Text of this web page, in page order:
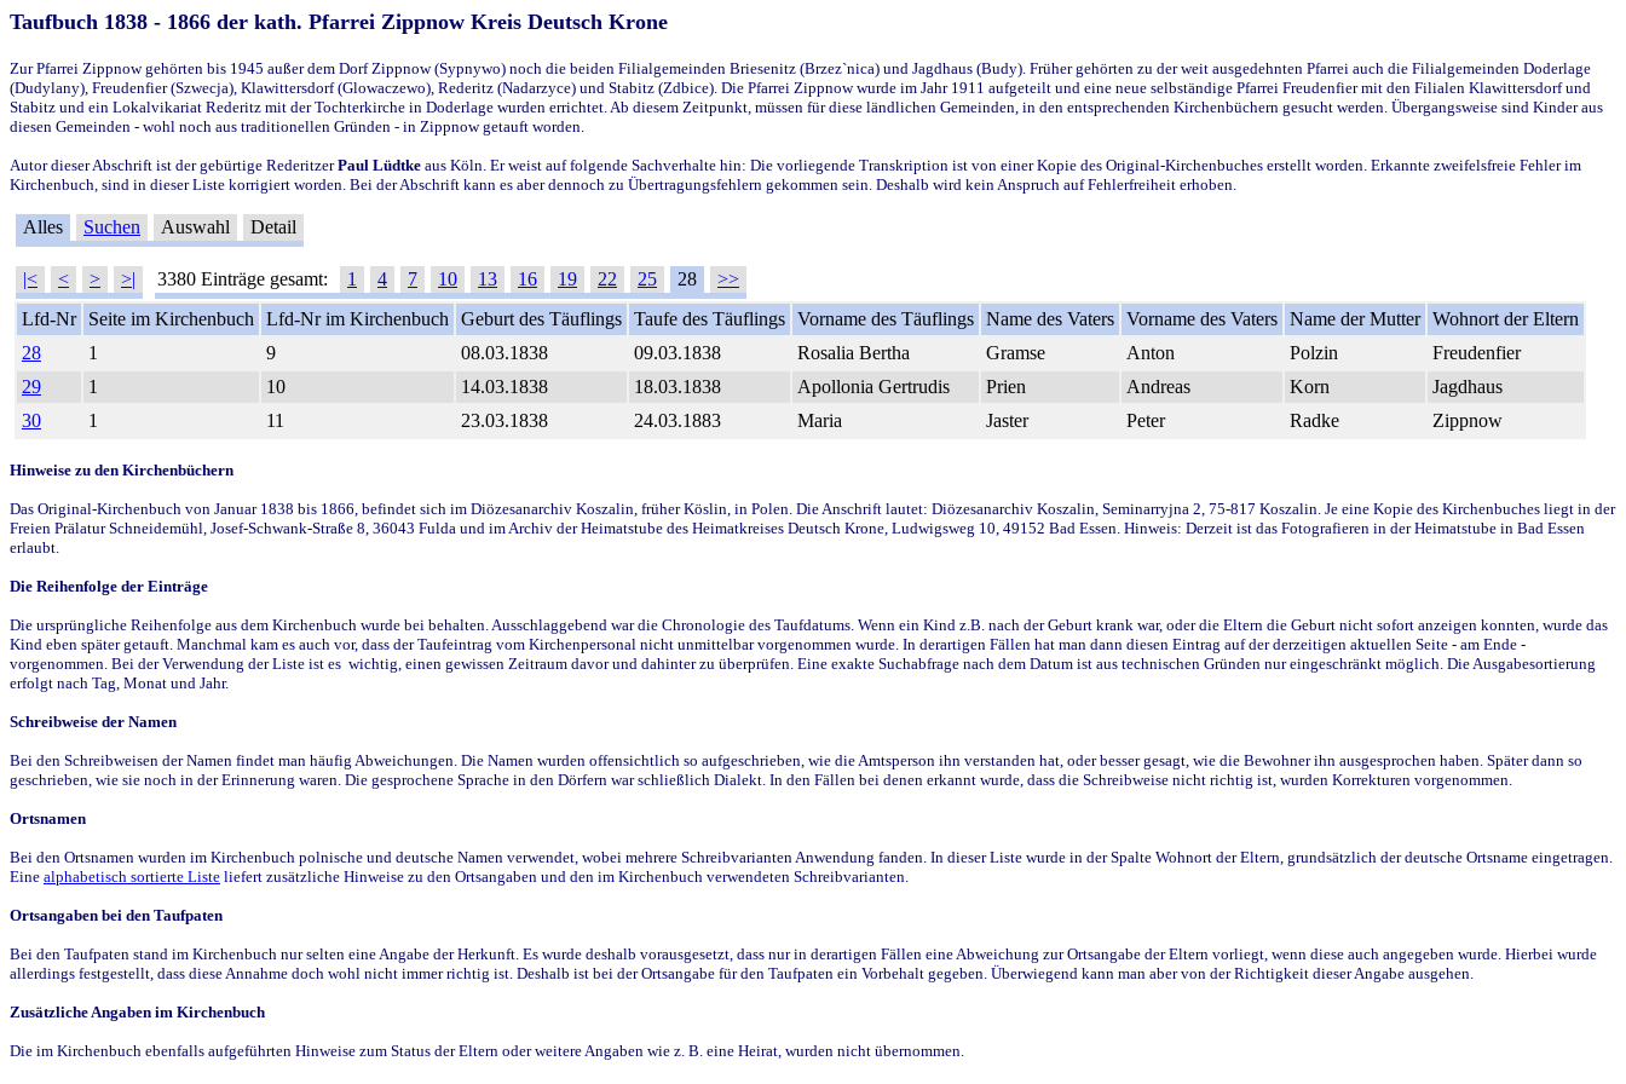
Taufbuch 1838 - 1866 der kath. Pfarrei Zippnow Kreis Deutsch Krone
Zur Pfarrei Zippnow gehörten bis 1945 außer dem Dorf Zippnow (Sypnywo) noch die beiden Filialgemeinden Briesenitz (Brzez`nica) und Jagdhaus (Budy). Früher gehörten zu der weit ausgedehnten Pfarrei auch die Filialgemeinden Doderlage
(Dudylany), Freudenfier (Szwecja), Klawittersdorf (Glowaczewo), Rederitz (Nadarzyce) und Stabitz (Zdbice). Die Pfarrei Zippnow wurde im Jahr 1911 aufgeteilt und eine neue selbständige Pfarrei Freudenfier mit den Filialen Klawittersdorf und
Stabitz und ein Lokalvikariat Rederitz mit der Tochterkirche in Doderlage wurden errichtet. Ab diesem Zeitpunkt, müssen für diese ländlichen Gemeinden, in den entsprechenden Kirchenbüchern gesucht werden. Übergangsweise sind Kinder aus
diesen Gemeinden - wohl noch aus traditionellen Gründen - in Zippnow getauft worden.
Autor dieser Abschrift ist der gebürtige RederitzerPaul Lüdtke aus Köln. Er weist auf folgende Sachverhalte hin: Die vorliegende Transkription ist von einer Kopie des Original-Kirchenbuches erstellt worden. Erkannte zweifelsfreie Fehler im
Kirchenbuch, sind in dieser Liste korrigiert worden. Bei der Abschrift kann es aber dennoch zu Übertragungsfehlern gekommen sein. Deshalb wird kein Anspruch auf Fehlerfreiheit erhoben.
Alles Suchen Auswahl Detail
|< < > >| 3380 Einträge gesamt: 1 4 7 10 13 16 19 22 25 28
>>
Lfd-Nr
Seite im Kirchenbuch Lfd-Nr im Kirchenbuch Geburt des Täuflings Taufe des Täuflings Vorname des Täuflings Name des Vaters Vorname des Vaters Name der Mutter Wohnort der Eltern
28
1 9 08.03.1838 09.03.1838 Rosalia Bertha Gramse Anton Polzin
Freudenfier
29
1 10 14.03.1838 18.03.1838 Apollonia Gertrudis Prien Andreas Korn
Jagdhaus
30
1 11 23.03.1838 24.03.1883 Maria Jaster Peter Radke Zippnow
Hinweise zu den Kirchenbüchern
Das Original-Kirchenbuch von Januar 1838 bis 1866, befindet sich im Diözesanarchiv Koszalin, früher Köslin, in Polen. Die Anschrift lautet: Diözesanarchiv Koszalin, Seminarryjna 2, 75-817 Koszalin. Je eine Kopie des Kirchenbuches liegt in der
Freien Prälatur Schneidemühl, Josef-Schwank-Straße 8, 36043 Fulda und im Archiv der Heimatstube des Heimatkreises Deutsch Krone, Ludwigsweg 10, 49152 Bad Essen. Hinweis: Derzeit ist das Fotografieren in der Heimatstube in Bad Essen
erlaubt.
Die Reihenfolge der Einträge
Die ursprüngliche Reihenfolge aus dem Kirchenbuch wurde bei behalten. Ausschlaggebend war die Chronologie des Taufdatums. Wenn ein Kind z.B. nach der Geburt krank war, oder die Eltern die Geburt nicht sofort anzeigen konnten, wurde das
Kind eben später getauft. Manchmal kam es auch vor, dass der Taufeintrag vom Kirchenpersonal nicht unmittelbar vorgenommen wurde. In derartigen Fällen hat man dann diesen Eintrag auf der derzeitigen aktuellen Seite - am Ende -
vorgenommen. Bei der Verwendung der Liste ist es wichtig, einen gewissen Zeitraum davor und dahinter zu überprüfen. Eine exakte Suchabfrage nach dem Datum ist aus technischen Gründen nur eingeschränkt möglich. Die Ausgabesortierung
erfolgt nach Tag, Monat und Jahr.
Schreibweise der Namen
Bei den Schreibweisen der Namen findet man häufig Abweichungen. Die Namen wurden offensichtlich so aufgeschrieben, wie die Amtsperson ihn verstanden hat, oder besser gesagt, wie die Bewohner ihn ausgesprochen haben. Später dann so
geschrieben, wie sie noch in der Erinnerung waren. Die gesprochene Sprache in den Dörfern war schließlich Dialekt. In den Fällen bei denen erkannt wurde, dass die Schreibweise nicht richtig ist, wurden Korrekturen vorgenommen.
Ortsnamen
Bei den Ortsnamen wurden im Kirchenbuch polnische und deutsche Namen verwendet, wobei mehrere Schreibvarianten Anwendung fanden. In dieser Liste wurde in der Spalte Wohnort der Eltern, grundsätzlich der deutsche Ortsname eingetragen.
Eine alphabetisch sortierte Liste liefert zusätzliche Hinweise zu den Ortsangaben und den im Kirchenbuch verwendeten Schreibvarianten.
Ortsangaben bei den Taufpaten
Bei den Taufpaten stand im Kirchenbuch nur selten eine Angabe der Herkunft. Es wurde deshalb vorausgesetzt, dass nur in derartigen Fällen eine Abweichung zur Ortsangabe der Eltern vorliegt, wenn diese auch angegeben wurde. Hierbei wurde
allerdings festgestellt, dass diese Annahme doch wohl nicht immer richtig ist. Deshalb ist bei der Ortsangabe für den Taufpaten ein Vorbehalt gegeben. Überwiegend kann man aber von der Richtigkeit dieser Angabe ausgehen.
Zusätzliche Angaben im Kirchenbuch
Die im Kirchenbuch ebenfalls aufgeführten Hinweise zum Status der Eltern oder weitere Angaben wie z. B. eine Heirat, wurden nicht übernommen.